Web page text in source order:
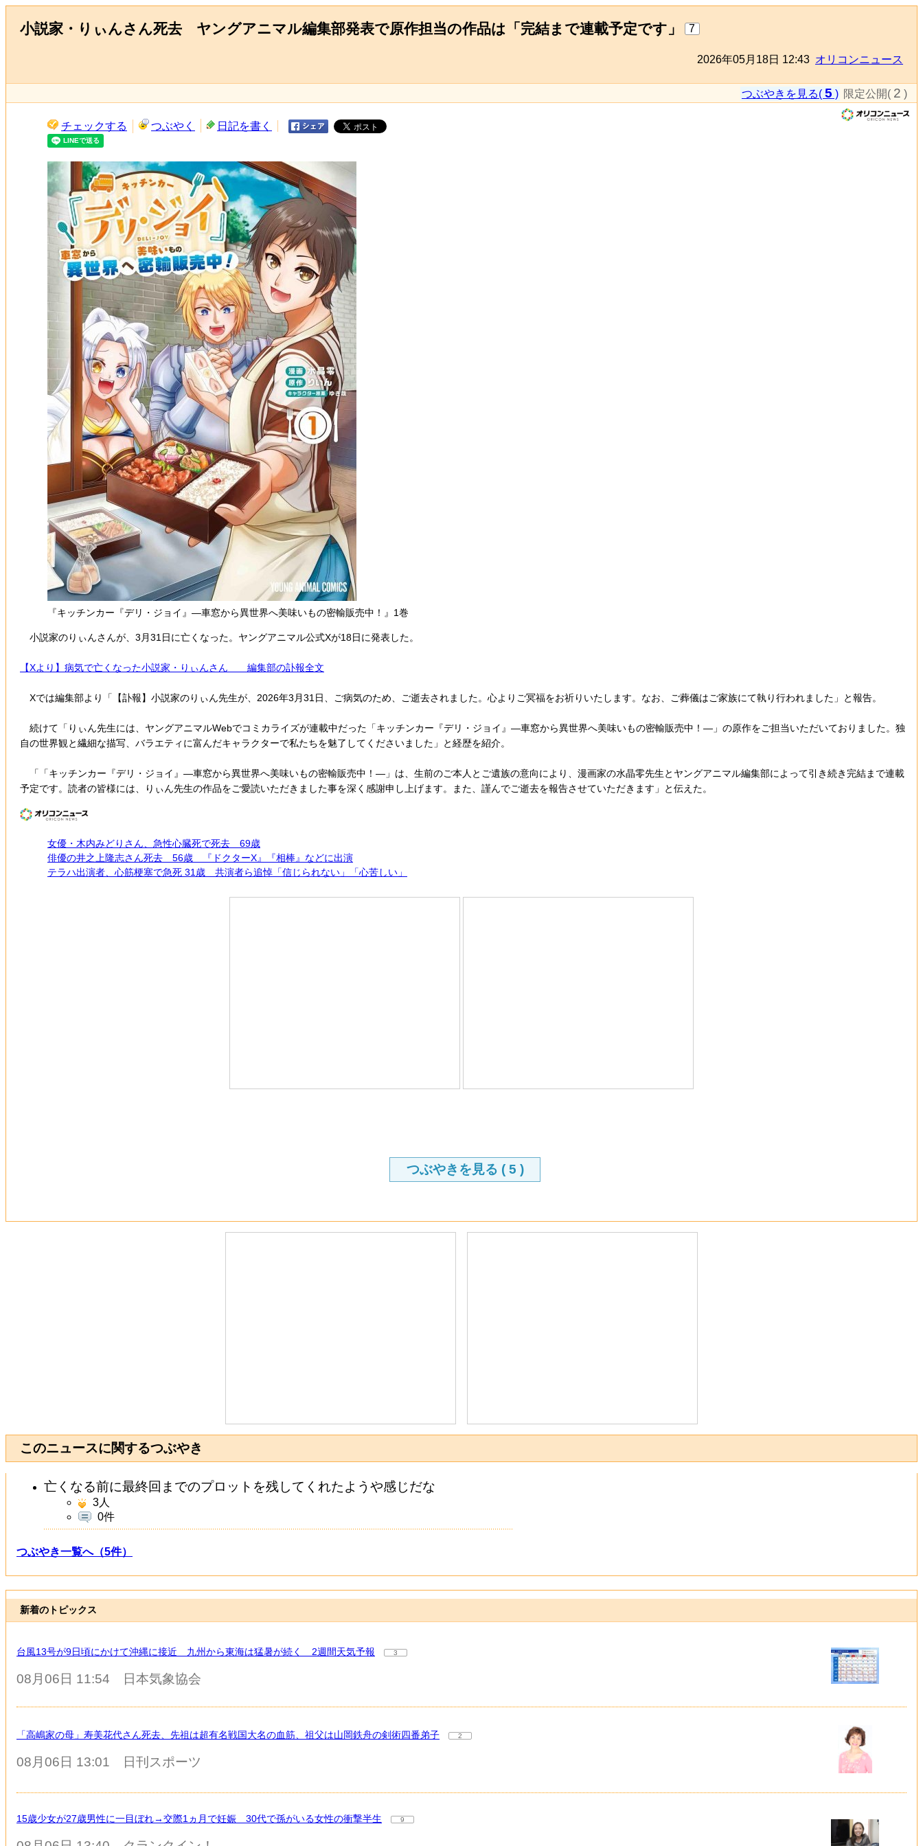
小説家・りぃんさん死去 ヤングアニマル編集部発表で原作担当の作品は「完結まで連載予定です」 7
2026年05月18日 12:43 オリコンニュース
つぶやきを見る( 5 ) 限定公開( 2 )
チェックする つぶやく 日記を書く
『キッチンカー『デリ・ジョイ』―車窓から異世界へ美味いもの密輸販売中！』1巻
小説家のりぃんさんが、3月31日に亡くなった。ヤングアニマル公式Xが18日に発表した。
【Xより】病気で亡くなった小説家・りぃんさん 編集部の訃報全文
Xでは編集部より「【訃報】小説家のりぃん先生が、2026年3月31日、ご病気のため、ご逝去されました。心よりご冥福をお祈りいたします。なお、ご葬儀はご家族にて執り行われました」と報告。
続けて「りぃん先生には、ヤングアニマルWebでコミカライズが連載中だった「キッチンカー『デリ・ジョイ』―車窓から異世界へ美味いもの密輸販売中！―」の原作をご担当いただいておりました。独
自の世界観と繊細な描写、バラエティに富んだキャラクターで私たちを魅了してくださいました」と経歴を紹介。
「「キッチンカー『デリ・ジョイ』―車窓から異世界へ美味いもの密輸販売中！―」は、生前のご本人とご遺族の意向により、漫画家の水晶零先生とヤングアニマル編集部によって引き続き完結まで連載
予定です。読者の皆様には、りぃん先生の作品をご愛読いただきました事を深く感謝申し上げます。また、謹んでご逝去を報告させていただきます」と伝えた。
女優・木内みどりさん、急性心臓死で死去 69歳
俳優の井之上隆志さん死去 56歳 『ドクターX』『相棒』などに出演
テラハ出演者、心筋梗塞で急死 31歳 共演者ら追悼「信じられない」「心苦しい」
つぶやきを見る ( 5 )
このニュースに関するつぶやき
亡くなる前に最終回までのプロットを残してくれたようや感じだな
3人
0件
つぶやき一覧へ（5件）
新着のトピックス
台風13号が9日頃にかけて沖縄に接近 九州から東海は猛暑が続く 2週間天気予報 3
08月06日 11:54 日本気象協会
「高嶋家の母」寿美花代さん死去、先祖は超有名戦国大名の血筋、祖父は山岡鉄舟の剣術四番弟子 2
08月06日 13:01 日刊スポーツ
15歳少女が27歳男性に一目ぼれ→交際1ヵ月で妊娠 30代で孫がいる女性の衝撃半生 9